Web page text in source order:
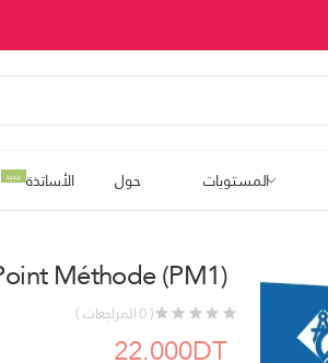
المستويات حول الأساتذة جديد
Méthode (PM1)
( 0 المراجعات )
22.000DT